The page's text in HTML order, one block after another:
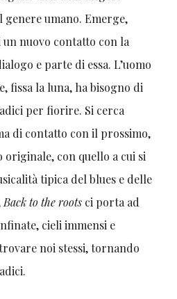
umano. Emerge,
nuovo contatto con la
e parte di essa. L’uomo
fissa la luna, ha bisogno di
per fiorire. Si cerca
di contatto con il prossimo,
con quello a cui si
tipica del blues e delle
Back to the rootsci porta ad
cieli immensi e
noi stessi, tornando